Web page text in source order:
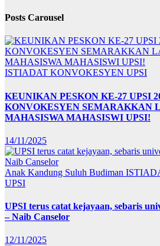
Posts Carousel
ISTIADAT KONVOKESYEN UPSI
KEUNIKAN PESKON KE-27 UPSI
KONVOKESYEN SEMARAKKAN
MAHASISWA MAHASISWI UPSI!
14/11/2025
Anak Kandung Suluh Budiman
UPSI
UPSI terus catat kejayaan, sebaris
– Naib Canselor
12/11/2025